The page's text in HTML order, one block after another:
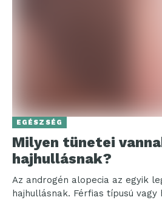
EGÉSZSÉG
Milyen tünetei
hajhullásnak?
Az androgén alopecia az egyik
hajhullásnak. Férfias típusú vagy